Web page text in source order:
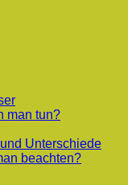
man tun?
Unterschiede
beachten?